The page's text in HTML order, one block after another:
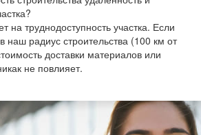
на труднодоступность участка. Если
наш радиус строительства (100 км от
доставки материалов или
не повлияет.